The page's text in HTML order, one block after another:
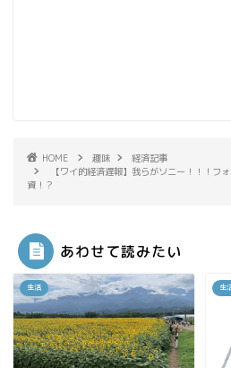
HOME 趣味
経済記事
【ワイ的経済遅報】我らがソニー！！！フ
資！？
あわせて読みたい
生活 生